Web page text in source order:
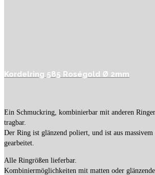
Kordelring 585 Roségold Ø 2mm
Ein Schmuckring, kombinierbar mit anderen
tragbar.
Der Ring ist glänzend poliert, und ist aus massivem
gearbeitet.
Alle Ringrößen lieferbar.
Kombiniermöglichkeiten mit matten oder